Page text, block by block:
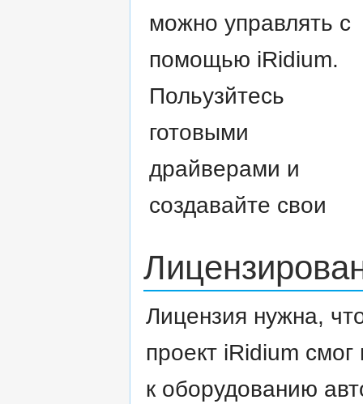
можно управлять с
помощью iRidium.
Польузйтесь
готовыми
драйверами и
создавайте свои
Лицензия нужна,
проект iRidium смог
к оборудованию